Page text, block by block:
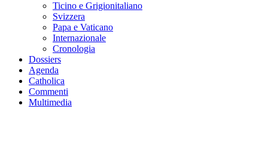
Ticino e Grigionitaliano
Svizzera
Papa e Vaticano
Internazionale
Cronologia
Dossiers
Agenda
Catholica
Commenti
Multimedia